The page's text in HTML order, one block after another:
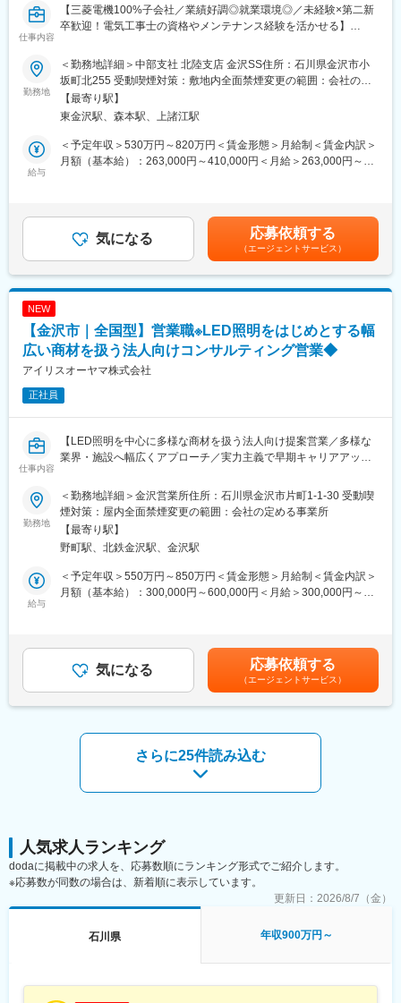
・残業平均月30時間程※繁閑有
・フレックスタイム制（始業：０時～14時、終業：11時～24時、
・出張：1泊2日や日帰り出張（打合せや図面通り施工が進んでい
るかの監理の際）
・有給取得率75%以上
・在宅勤務：週1程度※入社1年は対象外です
★なぜ残業が増えすぎないのか？…親会社のJR西日本から案件を
受注する為、納期などの相談ができる環境です。そのため、無理
・北陸新幹線西金沢高架橋・北陸新幹線富山駅・九州新幹線長谷
高架橋・京都鉄道博物館・高槻駅改良 等
（１）プライム市場上場のJR西日本の子会社で、安定基盤◎
（４）穏やかな方が多く、経験者・中途入社でもしっかり相談が
できる社風
変更の範囲：会社の定める業務
仕事内容
【三菱電機100%子会社／業績好調◎就業環境◎／未経験×第二新
卒歓迎！電気工事士の資格やメンテナンス経験を活かせる】
一般家庭や店舗・オフィスなどを訪問し、生活に欠かせない家電
製品や業務用空調（エアコン）などの修理・保守点検・コンサル
ティング業務をお任せします。三菱電機グループならではの高い
技術力と、経験で培ったノウハウを活かし、お客様の生活環境を
より快適にするための提案にも力を入れています。
■業務詳細：
事は含みません）
・故障状況に応じて新製品への入れ替えや定期点検（フロンなど
の法定点検やクリーニング等）の提案を行います。
現場での技術情報は社用iPadで確認でき、技術支援部署からのサ
ポート体制も万全です。
■ポジションの魅力：
技術で暮らしをサポートします。また、現場で得た品質情報を設
計・工場へフィードバックし、三菱電機製品の品質維持と開発に
直接貢献できる重要な役割です。
早い方で1か月、長くても半年程度で独り立ちできるよう、先輩社
に成長できます。
す重要な役割を担っています。また、カーボンニュートラルなど
脱炭素社会の実現に向けて取り組みを積極的に行っており、製品
リニューアル等による省エネやシステム提案も行っています。
ンの実現を目指します。
変更の範囲：会社の定める業務
勤務地
＜勤務地詳細＞中部支社 北陸支店 金沢SS住所：石川県金沢市小
坂町北255 受動喫煙対策：敷地内全面禁煙変更の範囲：会社の定
める事業所
【最寄り駅】
東金沢駅、森本駅、上諸江駅
給与
＜予定年収＞530万円～820万円＜賃金形態＞月給制＜賃金内訳＞
月額（基本給）：263,000円～410,000円＜月給＞263,000円～
＞例：課長補佐：年収930万円～賃金はあくまでも目安の金額で
あり、選考を通じて上下する可能性があります。月給(月額)は固定
手当を含めた表記です。
気になる 応募依頼する
（エージェントサービス）
NEW
【金沢市｜全国型】営業職※LED照明をはじめとする幅
広い商材を扱う法人向けコンサルティング営業◆
アイリスオーヤマ株式会社
正社員
仕事内容
【LED照明を中心に多様な商材を扱う法人向け提案営業／多様な
業界・施設へ幅広くアプローチ／実力主義で早期キャリアアップ
■業務概要
当社の営業職として、主に官公庁や民間企業など多様な法人顧客
へLED照明や各種設備機器、内装資材など幅広い商材を提案しま
す。既存顧客へのルート営業を中心に新規開拓も並行し、顧客の
課題やニーズに応じた最適なソリューションを提供します。
取扱商品：LED照明、空調・エアソリューション、映像機器、建
築資材などを組み合わせて提案
提案の目的：施設の省エネ化、快適性向上、コスト削減など顧客
→アフターフォロー（担当は一貫）
社会性のある案件：官公庁案件や地方学校のLED化など公共性・
社会貢献度の高い業務も含む
施工体制：工事はグループ会社や外部協力会社と連携して実施
勤務条件の目安：残業はおよそ月40時間程度想定、そのほかに直
■扱うサービス
LED照明、エアソリューション、映像ソリューション、建築資
材、スポーツ・ストア・IoTソリューション、オフィス家具など多
数。グループ全体のシナジーを活かし、顧客ごとに最適な組み合
も安心して成長できる環境です。
勤務地
＜勤務地詳細＞金沢営業所住所：石川県金沢市片町1-1-30 受動喫
煙対策：屋内全面禁煙変更の範囲：会社の定める事業所
【最寄り駅】
野町駅、北鉄金沢駅、金沢駅
給与
＜予定年収＞550万円～850万円＜賃金形態＞月給制＜賃金内訳＞
月額（基本給）：300,000円～600,000円＜月給＞300,000円～
る可能性がございます。※休日出勤手当あり※リーダー職は固定残
業手当（50,000円／20～25h／超過分別途支給）※管理監督職は時
間外手当の対象外賃金はあくまでも目安の金額であり、選考を通
じて上下する可能性があります。月給(月額)は固定手当を含めた表
気になる 応募依頼する
（エージェントサービス）
さらに25件読み込む
人気求人ランキング
dodaに掲載中の求人を、応募数順にランキング形式でご紹介します。
※応募数が同数の場合は、新着順に表示しています。
更新日： 2026/8/7（金）
石川県 年収900万円～